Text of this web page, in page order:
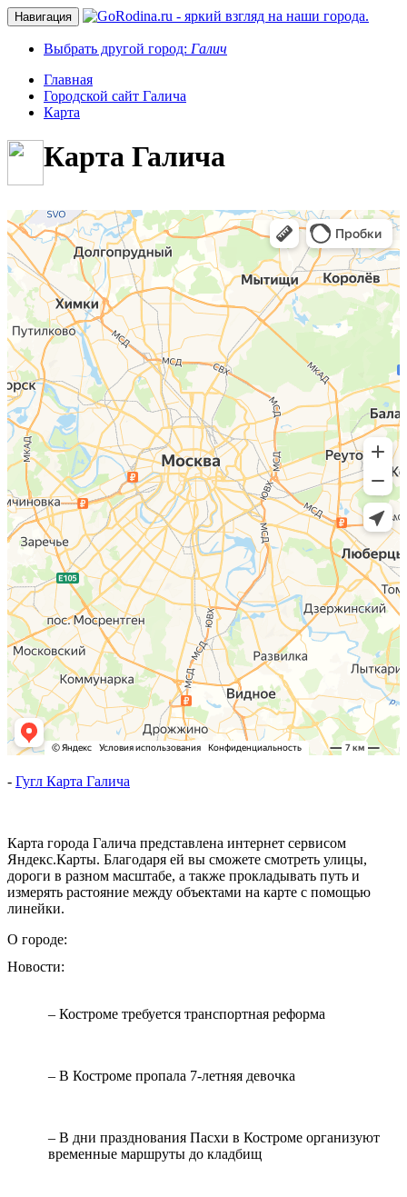
Навигация
Выбрать другой город: Галич
Главная
Городской сайт Галича
Карта
Карта Галича
- Гугл Карта Галича
Карта города Галича представлена интернет сервисом
Яндекс.Карты. Благодаря ей вы сможете смотреть улицы,
дороги в разном масштабе, а также прокладывать путь и
измерять растояние между объектами на карте с помощью
линейки.
О городе:
Новости:
– Костроме требуется транспортная реформа
– В Костроме пропала 7-летняя девочка
– В дни празднования Пасхи в Костроме организуют
временные маршруты до кладбищ